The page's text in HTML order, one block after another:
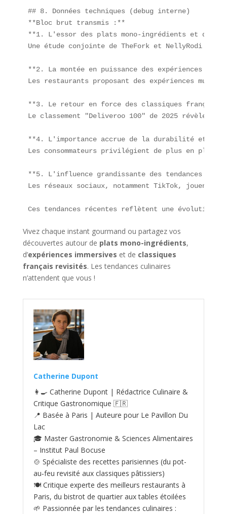
## 8. Données techniques (debug interne)
**Bloc brut transmis :**
**1. L'essor des plats mono-ingrédients et
Une étude conjointe de TheFork et NellyRodi
**2. La montée en puissance des expériences
Les restaurants proposant des expériences
**3. Le retour en force des classiques
Le classement "Deliveroo 100" de 2025 révèle
**4. L'importance accrue de la durabilité et
Les consommateurs privilégient de plus en plus
**5. L'influence grandissante des tendances
Les réseaux sociaux, notamment TikTok,
Ces tendances récentes reflètent une
Vivez chaque instant gourmand ou partagez vos
découvertes autour de plats mono-ingrédients,
d’expériences immersives et de classiques
français revisités. Les tendances culinaires
n’attendent que vous !
Catherine Dupont
👩‍🍳 Catherine Dupont | Rédactrice Culinaire &
Critique Gastronomique 🇫🇷
📍 Basée à Paris | Auteure pour Le Pavillon Du
Lac
🎓 Master Gastronomie & Sciences Alimentaires
– Institut Paul Bocuse
🍲 Spécialiste des recettes parisiennes (du pot-
au‑feu revisité aux classiques pâtissiers)
🍽️ Critique experte des meilleurs restaurants à
Paris, du bistrot de quartier aux tables étoilées
🌱 Passionnée par les tendances culinaires :